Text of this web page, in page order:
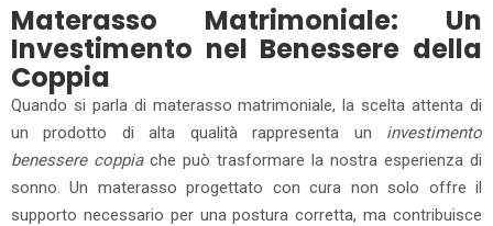
Materasso Matrimoniale: Un
Investimento nel Benessere della
Coppia
Quando si parla di materasso matrimoniale, la scelta attenta di
un prodotto di alta qualità rappresenta un investimento
benessere coppiache può trasformare la nostra esperienza di
sonno. Un materasso progettato con cura non solo offre il
supporto necessario per una postura corretta, ma contribuisce